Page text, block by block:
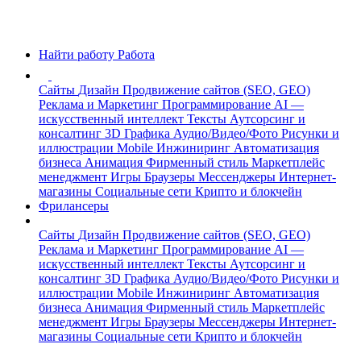
Найти работу Работа
Сайты Дизайн Продвижение сайтов (SEO, GEO)
Реклама и Маркетинг Программирование AI —
искусственный интеллект Тексты Аутсорсинг и
консалтинг 3D Графика Аудио/Видео/Фото Рисунки и
иллюстрации Mobile Инжиниринг Автоматизация
бизнеса Анимация Фирменный стиль Маркетплейс
менеджмент Игры Браузеры Мессенджеры Интернет-
магазины Социальные сети Крипто и блокчейн
Фрилансеры
Сайты Дизайн Продвижение сайтов (SEO, GEO)
Реклама и Маркетинг Программирование AI —
искусственный интеллект Тексты Аутсорсинг и
консалтинг 3D Графика Аудио/Видео/Фото Рисунки и
иллюстрации Mobile Инжиниринг Автоматизация
бизнеса Анимация Фирменный стиль Маркетплейс
менеджмент Игры Браузеры Мессенджеры Интернет-
магазины Социальные сети Крипто и блокчейн